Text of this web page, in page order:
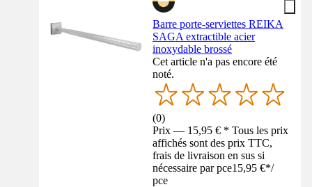
Barre porte-serviettes REIKA
SAGA extractible acier
inoxydable brossé
Cet article n'a pas encore été
noté.
(0)
Prix — 15,95 € * Tous les prix
affichés sont des prix TTC,
frais de livraison en sus si
nécessaire par pce15,95 €*/
pce